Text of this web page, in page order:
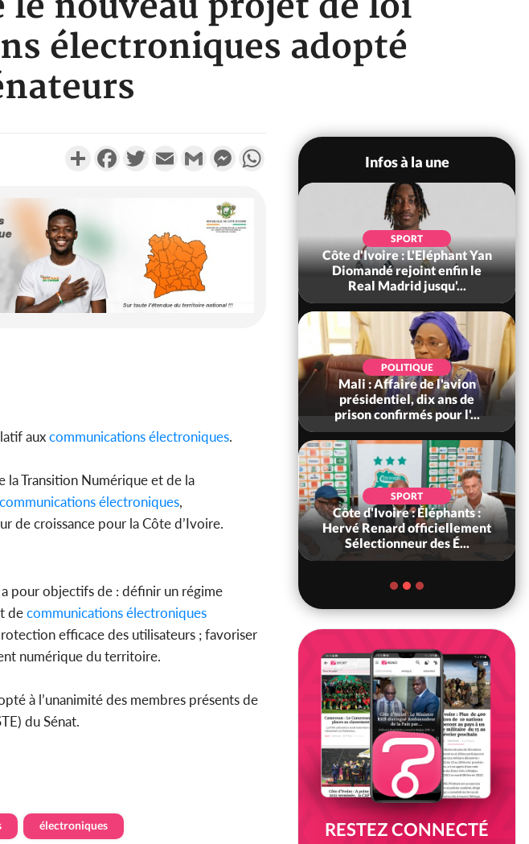
électroniques adopté
PartagerFacebookTwitterEmail Gmail MessengerWhatsApp
auxcommunicationsélectroniques.
la Transition Numérique et de la
communicationsélectroniques,
de croissance pour la Côte d’Ivoire.
pour objectifs de : définir un régime
decommunicationsélectroniques
efficace des utilisateurs ; favoriser
numérique du territoire.
à l’unanimité des membres présents de
du Sénat.
électroniques
Infos à la une
SOCIÉTÉ
Côte d'Ivoire : Fin du rachat
des 100 000 tonnes de cacao,
le SYNARFA-CI co...
Côte d'Ivoire : « On ne veut
pas mourir chez nous », crient
SPORT
Côte d'Ivoire : L'Eléphant Yan
Diomandé rejoint enfin le
Real Madrid jusqu'...
POLITIQUE
Mali : Affaire de l'avion
présidentiel, dix ans de
prison confirmés pour l'...
SPORT
Côte d'Ivoire : Éléphants :
Hervé Renard officiellement
Sélectionneur des É...
RESTEZ CONNECTÉ